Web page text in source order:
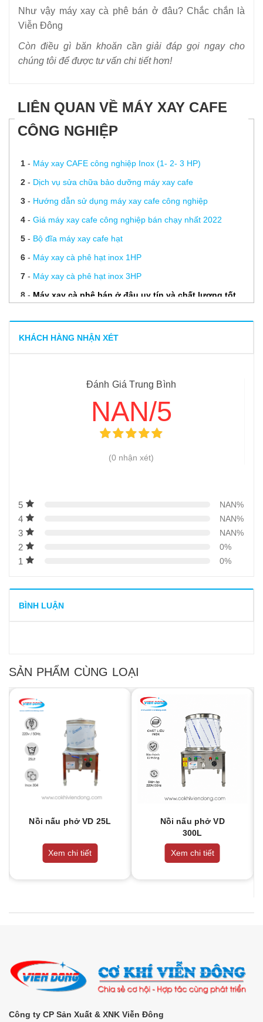
Như vậy máy xay cà phê bán ở đâu? Chắc chắn là
Viễn Đông
Còn điều gì băn khoăn cần giải đáp gọi ngay cho
chúng tôi để được tư vấn chi tiết hơn!
LIÊN QUAN VỀ MÁY XAY CAFE
CÔNG NGHIỆP
1- Máy xay CAFE công nghiệp Inox (1- 2- 3 HP)
2- Dịch vụ sửa chữa bảo dưỡng máy xay cafe
3- Hướng dẫn sử dụng máy xay cafe công nghiệp
4- Giá máy xay cafe công nghiệp bán chạy nhất 2022
5- Bộ đĩa máy xay cafe hạt
6- Máy xay cà phê hạt inox 1HP
7- Máy xay cà phê hạt inox 3HP
8- Máy xay cà phê bán ở đâu uy tín và chất lượng tốt
Tại sao sấy cà phê lại là công đoạn quan trọng nhất sau
PHÍ ĐẦU TƯ THẤP
Lựa chọn phương pháp sấy cà phê hiệu quả- Chìa khóa
số 1 hiện nay
14-
15
16-
KHÁCH HÀNG NHẬN XÉT
Đánh Giá Trung Bình
NAN/5
(0 nhận xét)
5 NAN%
4 NAN%
3 NAN%
2 0%
1 0%
BÌNH LUẬN
SẢN PHẨM CÙNG LOẠI
Nồi nấu phở VD 25L
Xem chi tiết
Nồi nấu phở VD
300L
Xem chi tiết
Công ty CP Sản Xuất & XNK Viễn Đông